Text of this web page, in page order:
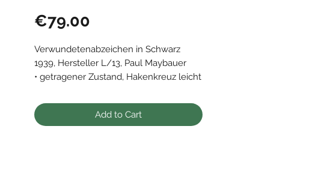
€79.00
Verwundetenabzeichen in Schwarz
1939, Hersteller L/13, Paul Maybauer
• getragener Zustand, Hakenkreuz leicht
• rückseitig mit Hersteller "L/13" markiert
Add to Cart